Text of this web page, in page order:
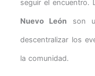
seguir el encuentro.
Nuevo León son
descentralizar los
la comunidad.